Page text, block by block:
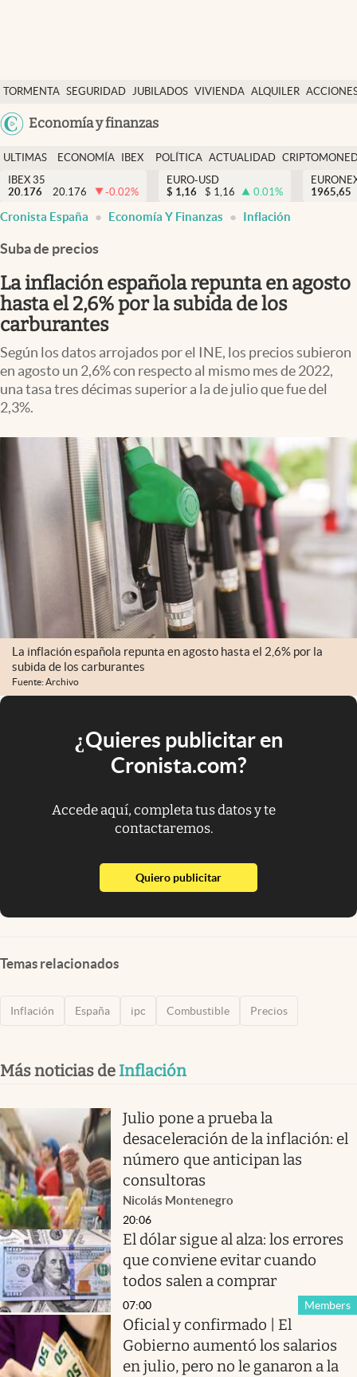
TORMENTA SEGURIDAD JUBILADOS VIVIENDA ALQUILER
USA
Economía y finanzas
Economía y finanzas
Política
Actualidad
Criptomonedas
España
ULTIMAS
NOTICIAS
ECONOMÍA
FINANZAS
IBEX
EURO
POLÍTICA ACTUALIDAD
IBEX 35
20.176
20.176 -0.02%
EURO-USD
$ 1,16 $ 1,16 0.01%
1965,65
Cronista España Economía Y Finanzas Inflación
Suba de precios
La inflación española repunta en agosto
hasta el 2,6% por la subida de los
carburantes
Según los datos arrojados por el INE, los precios subieron
en agosto un 2,6% con respecto al mismo mes de 2022,
una tasa tres décimas superior a la de julio que fue del
2,3%.
La inflación española repunta en agosto hasta el 2,6% por la
subida de los carburantes
Fuente: Archivo
¿Quieres publicitar en
Cronista.com?
Accede aquí, completa tus datos y te
contactaremos.
Quiero publicitarabre en nueva pestaña
Temas relacionados
Inflación España ipc Combustible Precios
Más noticias de Inflación
Julio pone a prueba la
desaceleración de la inflación: el
número que anticipan las
consultoras
Nicolás Montenegro
20:06
El dólar sigue al alza: los errores
que conviene evitar cuando
todos salen a comprar
Members
07:00
Oficial y confirmado | El
Gobierno aumentó los salarios
en julio, pero no le ganaron a la